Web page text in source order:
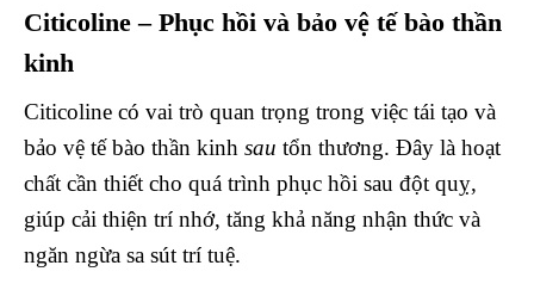
Citicoline – Phục hồi và bảo vệ tế bào thần
kinh
Citicoline có vai trò quan trọng trong việc tái tạo và
bảo vệ tế bào thần kinh sau tổn thương. Đây là hoạt
chất cần thiết cho quá trình phục hồi sau đột quỵ,
giúp cải thiện trí nhớ, tăng khả năng nhận thức và
ngăn ngừa sa sút trí tuệ.